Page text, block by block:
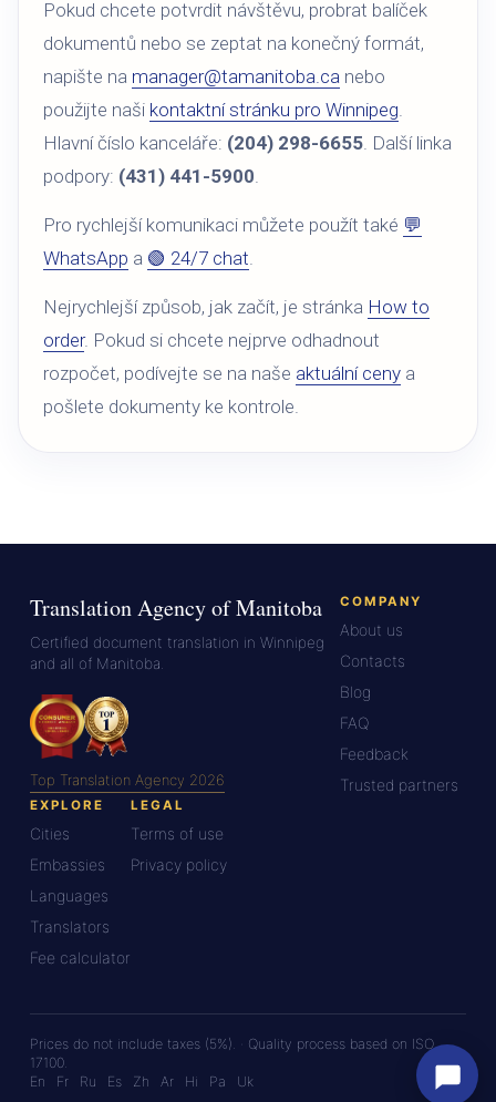
Pokud chcete potvrdit návštěvu, probrat balíček
dokumentů nebo se zeptat na konečný formát,
napište na manager@tamanitoba.ca nebo
použijte naši kontaktní stránku pro Winnipeg.
Hlavní číslo kanceláře: (204) 298-6655. Další linka
podpory: (431) 441-5900.
Pro rychlejší komunikaci můžete použít také 💬
WhatsApp a 🟢 24/7 chat.
Nejrychlejší způsob, jak začít, je stránka How to
order. Pokud si chcete nejprve odhadnout
rozpočet, podívejte se na naše aktuální ceny a
pošlete dokumenty ke kontrole.
Translation Agency of Manitoba
Certified document translation in Winnipeg
and all of Manitoba.
Top Translation Agency 2026
COMPANY
About us
Contacts
Blog
FAQ
Feedback
Trusted partners
EXPLORE
Cities
Embassies
Languages
Translators
Fee calculator
LEGAL
Terms of use
Privacy policy
Prices do not include taxes (5%). · Quality process based on ISO
17100.
En
Fr Ru Es Zh Ar Hi Pa Uk